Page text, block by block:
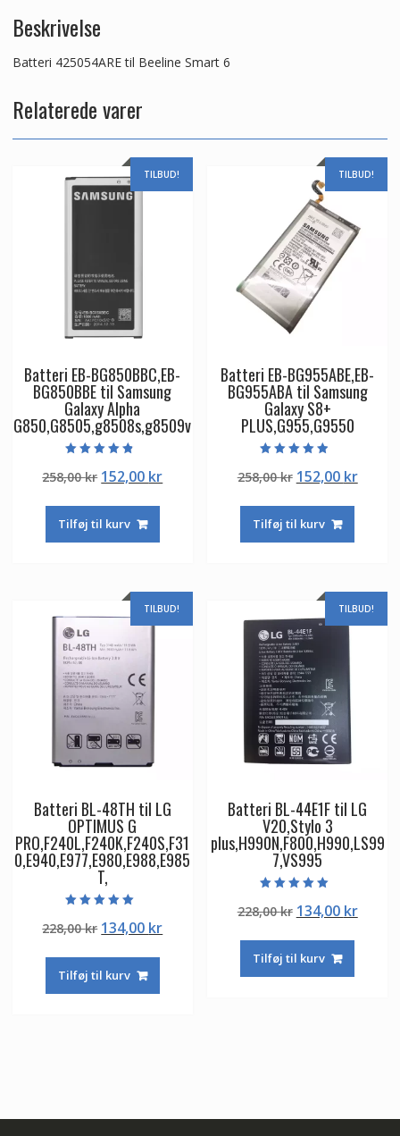
Beskrivelse
Batteri 425054ARE til Beeline Smart 6
Relaterede varer
TILBUD!
Batteri EB-BG850BBC,EB-
BG850BBE til Samsung
Galaxy Alpha
G850,G8505,g8508s,g8509v
4.50
ud af 5
258,00kr Den
pris
var:
152,00 krDen
Tilføj til kurv
TILBUD!
Batteri EB-BG955ABE,EB-
BG955ABA til Samsung
Galaxy S8+
PLUS,G955,G9550
4.50
ud af 5
258,00kr Den
pris
var:
152,00 krDen
Tilføj til kurv
TILBUD!
Batteri BL-48TH til LG
OPTIMUS G
PRO,F240L,F240K,F240S,F31
0,E940,E977,E980,E988,E985
T,
5.00
ud af 5
228,00kr Den
pris
var:
134,00 krDen
Tilføj til kurv
TILBUD!
Batteri BL-44E1F til LG
V20,Stylo 3
plus,H990N,F800,H990,LS99
7,VS995
5.00
ud af 5
228,00kr Den
pris
var:
134,00 krDen
Tilføj til kurv